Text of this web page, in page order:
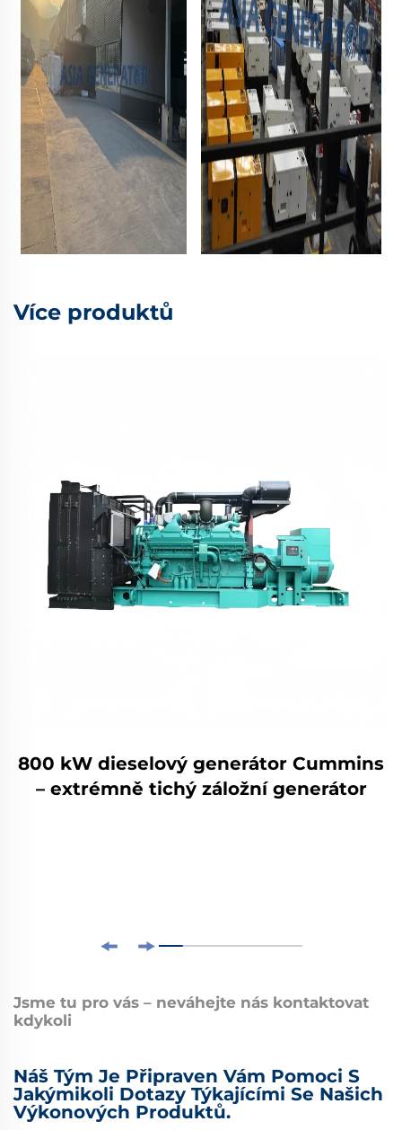
Více produktů
800 kW dieselový generátor Cummins
– extrémně tichý záložní generátor
Jsme tu pro vás – neváhejte nás kontaktovat
kdykoli
Náš Tým Je Připraven Vám Pomoci S
Jakýmikoli Dotazy Týkajícími Se Našich
Výkonových Produktů.